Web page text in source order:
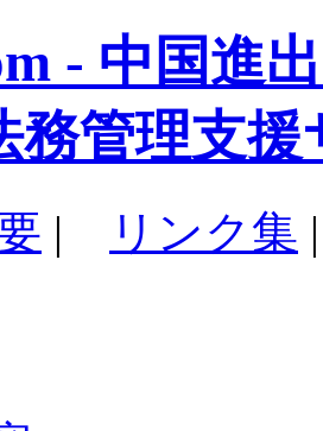
- 中国進
務管理支援
| リンク集